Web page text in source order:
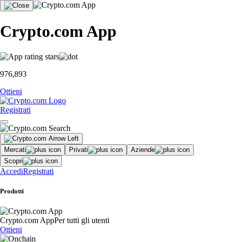
Crypto.com App
976,893
Ottieni
Registrati
Mercati Privati
Aziende
Scopri
AccediRegistrati
Prodotti
Crypto.com AppPer tutti gli utenti
Ottieni